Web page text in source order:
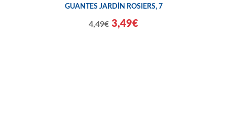
GUANTES JARDÍN ROSIERS, 7
4,49€ 3,49€